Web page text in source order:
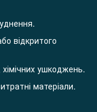
відкритого
ушкоджень.
матеріали.